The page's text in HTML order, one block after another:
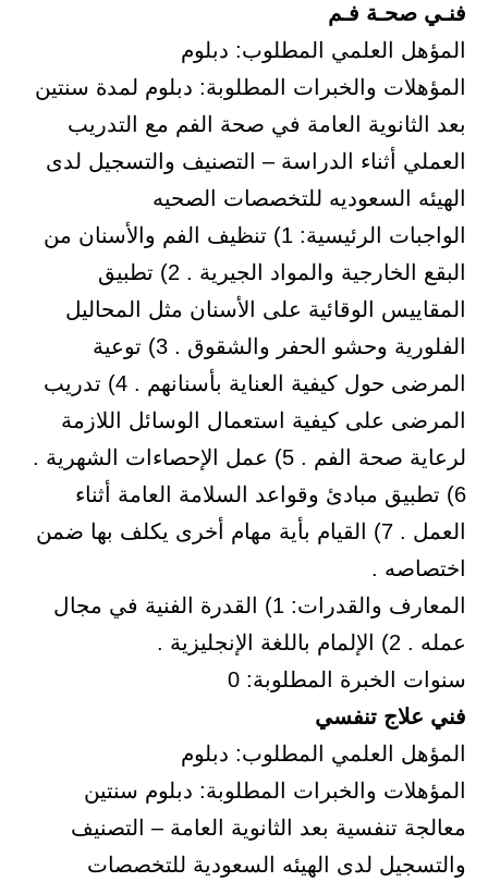
فنـي صحـة فـم
المؤهل العلمي المطلوب: دبلوم
المؤهلات والخبرات المطلوبة: دبلوم لمدة سنتين
بعد الثانوية العامة في صحة الفم مع التدريب
العملي أثناء الدراسة – التصنيف والتسجيل لدى
الهيئه السعوديه للتخصصات الصحيه
الواجبات الرئيسية: 1) تنظيف الفم والأسنان من
البقع الخارجية والمواد الجيرية . 2) تطبيق
المقاييس الوقائية على الأسنان مثل المحاليل
الفلورية وحشو الحفر والشقوق . 3) توعية
المرضى حول كيفية العناية بأسنانهم . 4) تدريب
المرضى على كيفية استعمال الوسائل اللازمة
لرعاية صحة الفم . 5) عمل الإحصاءات الشهرية .
6) تطبيق مبادئ وقواعد السلامة العامة أثناء
العمل . 7) القيام بأية مهام أخرى يكلف بها ضمن
اختصاصه .
المعارف والقدرات: 1) القدرة الفنية في مجال
عمله . 2) الإلمام باللغة الإنجليزية .
سنوات الخبرة المطلوبة: 0
فني علاج تنفسي
المؤهل العلمي المطلوب: دبلوم
المؤهلات والخبرات المطلوبة: دبلوم سنتين
معالجة تنفسية بعد الثانوية العامة – التصنيف
والتسجيل لدى الهيئه السعودية للتخصصات